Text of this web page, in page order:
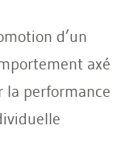
d’un
axé
la performance